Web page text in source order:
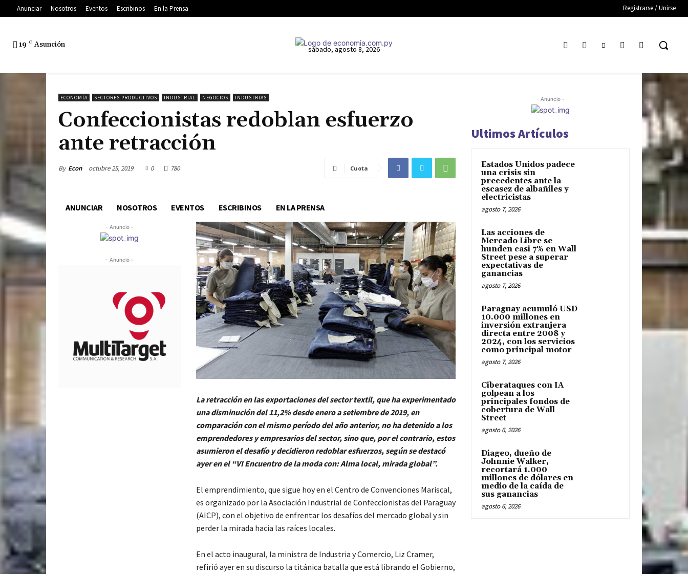
Anunciar Nosotros Eventos Escribinos En la Prensa Registrarse / Unirse
19 C Asunción sábado, agosto 8, 2026
ECONOMÍA SECTORES PRODUCTIVOS INDUSTRIAL NEGOCIOS INDUSTRIAS
Confeccionistas redoblan esfuerzo
ante retracción
By Econ octubre 25, 2019 0 780 Cuota
ANUNCIAR NOSOTROS EVENTOS ESCRIBINOS EN LA PRENSA
- Anuncio -
- Anuncio -
La retracción en las exportaciones del sector textil, que ha experimentado
una disminución del 11,2% desde enero a setiembre de 2019, en
comparación con el mismo período del año anterior, no ha detenido a los
emprendedores y empresarios del sector, sino que, por el contrario, estos
asumieron el desafío y decidieron redoblar esfuerzos, según se destacó
ayer en el “VI Encuentro de la moda con: Alma local, mirada global”.
El emprendimiento, que sigue hoy en el Centro de Convenciones Mariscal,
es organizado por la Asociación Industrial de Confeccionistas del Paraguay
(AICP), con el objetivo de enfrentar los desafíos del mercado global y sin
perder la mirada hacia las raíces locales.
En el acto inaugural, la ministra de Industria y Comercio, Liz Cramer,
refirió ayer en su discurso la titánica batalla que está librando el Gobierno,
- Anuncio -
Ultimos Artículos
Estados Unidos padece
una crisis sin
precedentes ante la
escasez de albañiles y
electricistas
agosto 7, 2026
Las acciones de
Mercado Libre se
hunden casi 7% en Wall
Street pese a superar
expectativas de
ganancias
agosto 7, 2026
Paraguay acumuló USD
10.000 millones en
inversión extranjera
directa entre 2008 y
2024, con los servicios
como principal motor
agosto 7, 2026
Ciberataques con IA
golpean a los
principales fondos de
cobertura de Wall
Street
agosto 6, 2026
Diageo, dueño de
Johnnie Walker,
recortará 1.000
millones de dólares en
medio de la caída de
sus ganancias
agosto 6, 2026